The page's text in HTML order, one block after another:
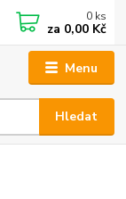
Menu
Hledat
0 ks
za 0,00 Kč